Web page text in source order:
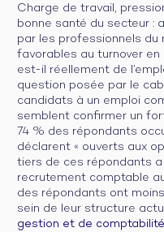
Charge de travail,
bonne santé du secteur :
par les professionnels
favorables au turnover en
est-il réellement de
question posée par le
candidats à un emploi
semblent confirmer un
74 % des répondants
déclarent « ouverts aux
tiers de ces répondants
recrutement comptable
des répondants ont
sein de leur structure
gestion et de comptabilité